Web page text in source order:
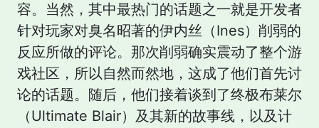
容。当然，其中最热门的话题之一就是开发者
针对玩家对臭名昭著的伊内丝（Ines）削弱的
反应所做的评论。那次削弱确实震动了整个游
戏社区，所以自然而然地，这成了他们首先讨
论的话题。随后，他们接着谈到了终极布莱尔
（Ultimate Blair）及其新的故事线，以及计